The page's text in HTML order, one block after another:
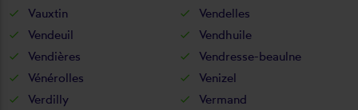
Vauxtin
Vendelles
Vendeuil
Vendhuile
Vendières
Vendresse-beaulne
Vénérolles
Venizel
Verdilly
Vermand